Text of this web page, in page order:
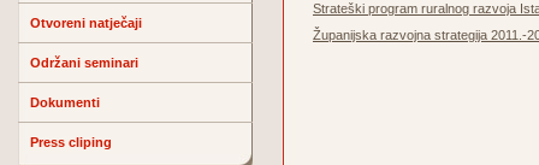
Otvoreni natječaji
Održani seminari
Dokumenti
Press cliping
Strateški program ruralnog razvoja
Županijska razvojna strategija 2011.-